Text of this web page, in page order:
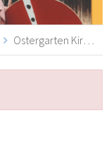
Ostergarten Kirchheim 13:00, Kirchheim unter Teck